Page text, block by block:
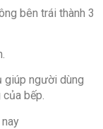
bên trái thành 3
giúp người dùng
bếp.